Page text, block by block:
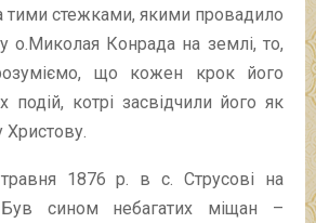
тими стежками, якими провадило
о.Миколая Конрада на землі, то,
що кожен крок його
подій, котрі засвідчили його як
Христову.
1876 р. в с. Струсові на
Був сином небагатих міщан –